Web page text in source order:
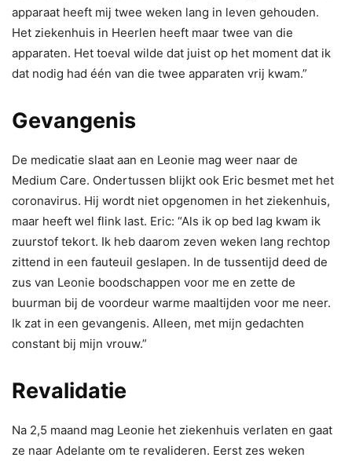
apparaat heeft mij twee weken lang in leven gehouden.
Het ziekenhuis in Heerlen heeft maar twee van die
apparaten. Het toeval wilde dat juist op het moment dat ik
dat nodig had één van die twee apparaten vrij kwam.”
Gevangenis
De medicatie slaat aan en Leonie mag weer naar de
Medium Care. Ondertussen blijkt ook Eric besmet met het
coronavirus. Hij wordt niet opgenomen in het ziekenhuis,
maar heeft wel flink last. Eric: “Als ik op bed lag kwam ik
zuurstof tekort. Ik heb daarom zeven weken lang rechtop
zittend in een fauteuil geslapen. In de tussentijd deed de
zus van Leonie boodschappen voor me en zette de
buurman bij de voordeur warme maaltijden voor me neer.
Ik zat in een gevangenis. Alleen, met mijn gedachten
constant bij mijn vrouw.”
Revalidatie
Na 2,5 maand mag Leonie het ziekenhuis verlaten en gaat
ze naar Adelante om te revalideren. Eerst zes weken